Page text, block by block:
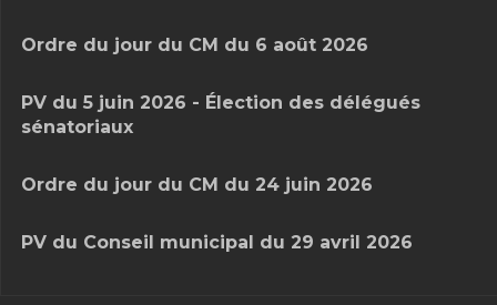
Ordre du jour du CM du 6 août 2026
PV du 5 juin 2026 - Élection des délégués
sénatoriaux
Ordre du jour du CM du 24 juin 2026
PV du Conseil municipal du 29 avril 2026